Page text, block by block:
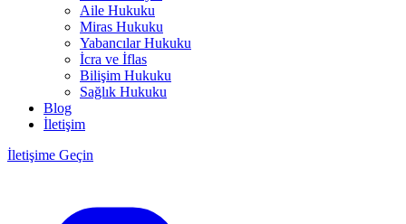
Aile Hukuku
Miras Hukuku
Yabancılar Hukuku
İcra ve İflas
Bilişim Hukuku
Sağlık Hukuku
Blog
İletişim
İletişime Geçin